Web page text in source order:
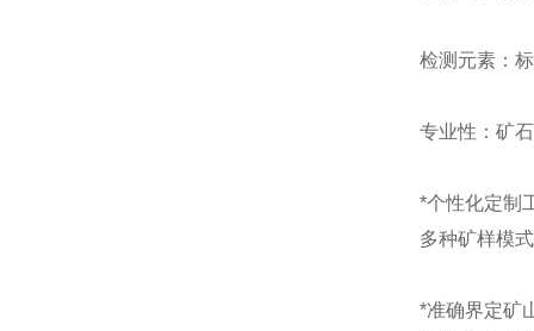
检测元素：
专业性：矿
*个性化定制
多种矿样模
*准确界定矿